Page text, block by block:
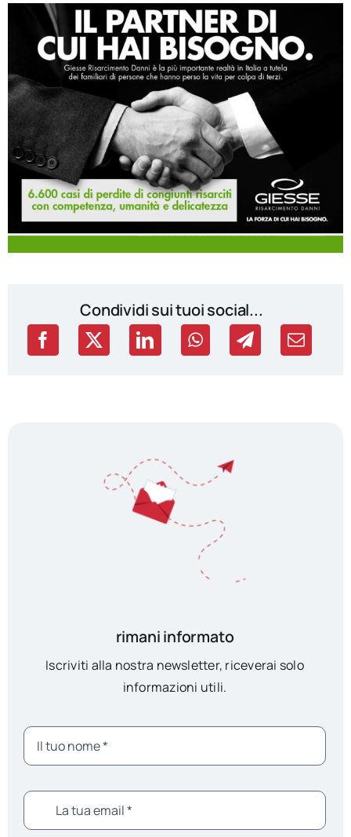
Condividi sui tuoi social...
rimani informato
Iscriviti alla nostra newsletter, riceverai solo
informazioni utili.